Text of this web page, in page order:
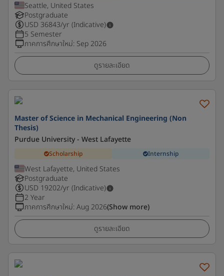
Seattle, United States
Postgraduate
USD 36843/yr (Indicative)
5 Semester
ภาคการศึกษาใหม่: Sep 2026
ดูรายละเอียด
Master of Science in Mechanical Engineering (Non
Thesis)
Purdue University - West Lafayette
Scholarship Internship
West Lafayette, United States
Postgraduate
USD 19202/yr (Indicative)
2 Year
ภาคการศึกษาใหม่:Aug 2026(Show more)
ดูรายละเอียด